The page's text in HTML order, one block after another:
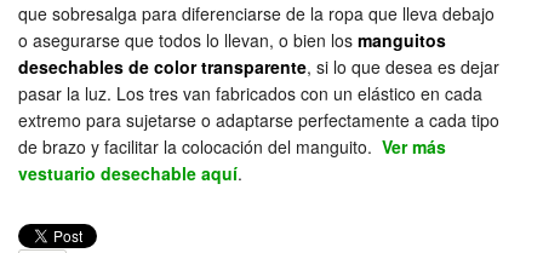
que sobresalga para diferenciarse de la ropa que lleva debajo
o asegurarse que todos lo llevan, o bien los manguitos
desechables de color transparente, si lo que desea es dejar
pasar la luz. Los tres van fabricados con un elástico en cada
extremo para sujetarse o adaptarse perfectamente a cada tipo
de brazo y facilitar la colocación del manguito. Ver más
vestuario desechable aquí.